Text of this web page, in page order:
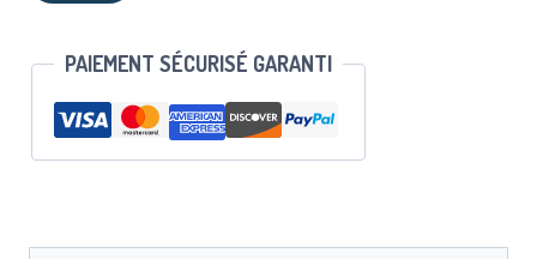
PAIEMENT SÉCURISÉ GARANTI